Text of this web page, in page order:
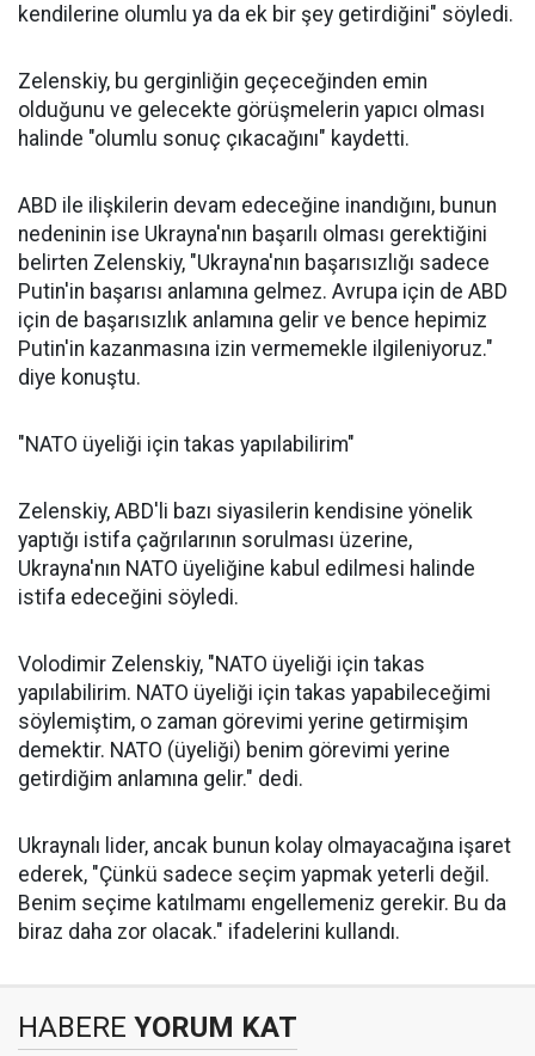
kendilerine olumlu ya da ek bir şey getirdiğini" söyledi.
Zelenskiy, bu gerginliğin geçeceğinden emin
olduğunu ve gelecekte görüşmelerin yapıcı olması
halinde "olumlu sonuç çıkacağını" kaydetti.
ABD ile ilişkilerin devam edeceğine inandığını, bunun
nedeninin ise Ukrayna'nın başarılı olması gerektiğini
belirten Zelenskiy, "Ukrayna'nın başarısızlığı sadece
Putin'in başarısı anlamına gelmez. Avrupa için de ABD
için de başarısızlık anlamına gelir ve bence hepimiz
Putin'in kazanmasına izin vermemekle ilgileniyoruz."
diye konuştu.
"NATO üyeliği için takas yapılabilirim"
Zelenskiy, ABD'li bazı siyasilerin kendisine yönelik
yaptığı istifa çağrılarının sorulması üzerine,
Ukrayna'nın NATO üyeliğine kabul edilmesi halinde
istifa edeceğini söyledi.
Volodimir Zelenskiy, "NATO üyeliği için takas
yapılabilirim. NATO üyeliği için takas yapabileceğimi
söylemiştim, o zaman görevimi yerine getirmişim
demektir. NATO (üyeliği) benim görevimi yerine
getirdiğim anlamına gelir." dedi.
Ukraynalı lider, ancak bunun kolay olmayacağına işaret
ederek, "Çünkü sadece seçim yapmak yeterli değil.
Benim seçime katılmamı engellemeniz gerekir. Bu da
biraz daha zor olacak." ifadelerini kullandı.
HABERE YORUM KAT